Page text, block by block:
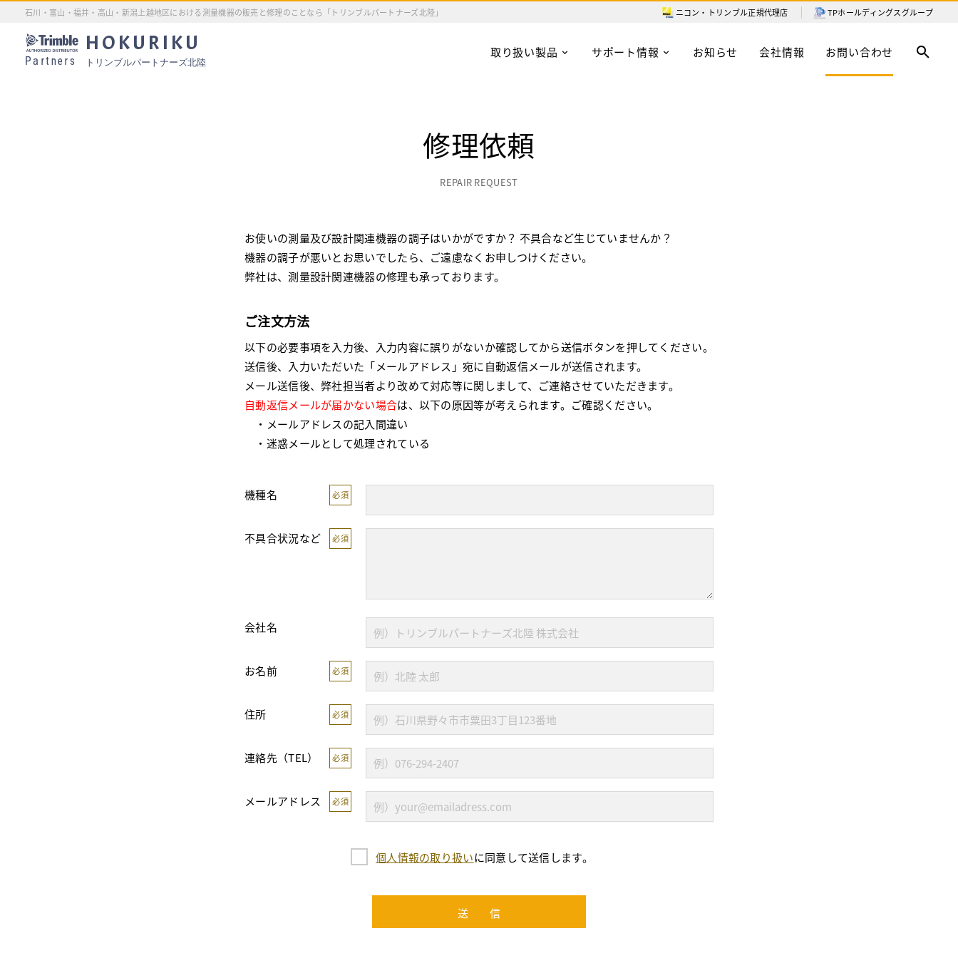
石川・富山・福井・高山・新潟上越地区における測量機器の販売と修理のことなら「トリンブルパートナーズ北陸」 ニコン・トリンブル正規代理店 TPホールディングスグループ
Partners
HOKURIKU
トリンブルパートナーズ北陸
取り扱い製品 サポート情報 お知らせ 会社情報 お問い合わせ
修理依頼
REPAIR REQUEST
お使いの測量及び設計関連機器の調子はいかがですか？ 不具合など生じていませんか？
機器の調子が悪いとお思いでしたら、ご遠慮なくお申しつけください。
弊社は、測量設計関連機器の修理も承っております。
ご注文方法
以下の必要事項を入力後、入力内容に誤りがないか確認してから送信ボタンを押してください。
送信後、入力いただいた「メールアドレス」宛に自動返信メールが送信されます。
メール送信後、弊社担当者より改めて対応等に関しまして、ご連絡させていただきます。
自動返信メールが届かない場合は、以下の原因等が考えられます。ご確認ください。
・メールアドレスの記入間違い
・迷惑メールとして処理されている
機種名 必須
不具合状況など 必須
会社名
お名前 必須
住所 必須
連絡先（TEL） 必須
メールアドレス 必須
個人情報の取り扱いに同意して送信します。